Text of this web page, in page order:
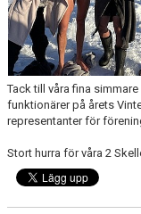
LEDIGA TJÄNSTER
DOKUMENT
Tack till våra fina
funktionärer på årets
representanter för
Stort hurra för våra 2